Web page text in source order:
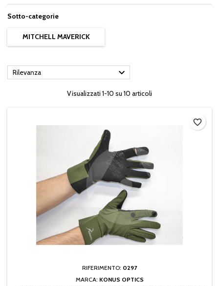
Sotto-categorie
MITCHELL MAVERICK
Rilevanza 
Visualizzati 1-10 su 10 articoli
RIFERIMENTO: 0297
MARCA: KONUS OPTICS
favorite_border